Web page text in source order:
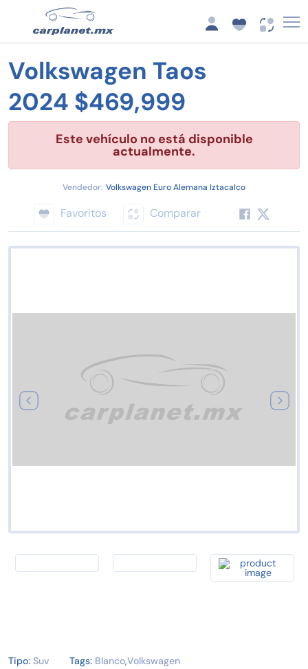
Volkswagen Taos
2024 $469,999
Este vehículo no está disponible
actualmente.
Vendedor: Volkswagen Euro Alemana Iztacalco
Favoritos Comparar
Tipo: Suv Tags: Blanco,Volkswagen